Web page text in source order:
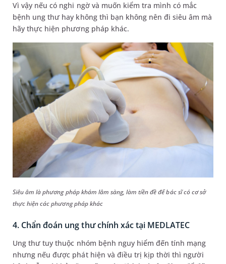
Vì vậy nếu có nghi ngờ và muốn kiểm tra mình có mắc
bệnh ung thư hay không thì bạn không nên đi siêu âm mà
hãy thực hiện phương pháp khác.
Siêu âm là phương pháp khám lâm sàng, làm tiền đề để bác sĩ có cơ sở
thực hiện các phương pháp khác
4. Chẩn đoán ung thư chính xác tại MEDLATEC
Ung thư tuy thuộc nhóm bệnh nguy hiểm đến tính mạng
nhưng nếu được phát hiện và điều trị kịp thời thì người